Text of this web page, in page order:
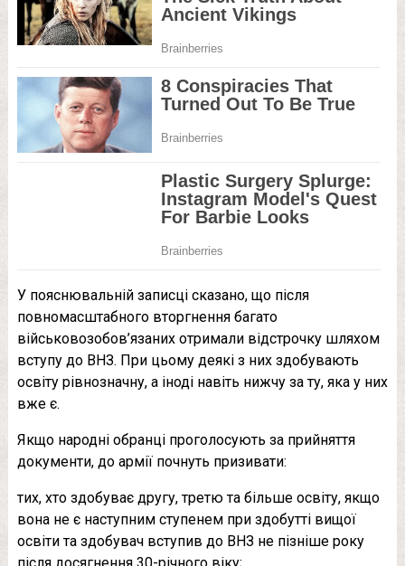
У пояснювальній записці сказано, що після
повномасштабного вторгнення багато
військовозобов’язаних отримали відстрочку шляхом
вступу до ВНЗ. При цьому деякі з них здобувають
освіту рівнозначну, а іноді навіть нижчу за ту, яка у них
вже є.
Якщо народні обранці проголосують за прийняття
документи, до армії почнуть призивати:
тих, хто здобуває другу, третю та більше освіту, якщо
вона не є наступним ступенем при здобутті вищої
освіти та здобувач вступив до ВНЗ не пізніше року